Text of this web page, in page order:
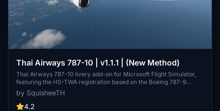
Thai Airways 787-10 | v1.1.1 | (New Method)
Thai Airways 787-10 livery add-on for Microsoft Flight Simulator,
featuring the HS-TWA registration based on the Boeing 787-9
Dreamliner delivery flight in September 2017. Updates include
increased livery resolution and compatibility adjustments.
by SquisheeTH
4.2